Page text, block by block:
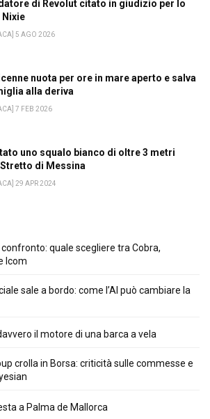
di Revolut citato in giudizio per lo
Nixie
5 AGO 2026
nuota per ore in mare aperto e salva
alla deriva
7 FEB 2026
uno squalo bianco di oltre 3 metri
di Messina
29 APR 2024
confronto: quale scegliere tra Cobra,
Icom
sale a bordo: come l’AI può cambiare la
il motore di una barca a vela
crolla in Borsa: criticità sulle commesse e
a Palma de Mallorca